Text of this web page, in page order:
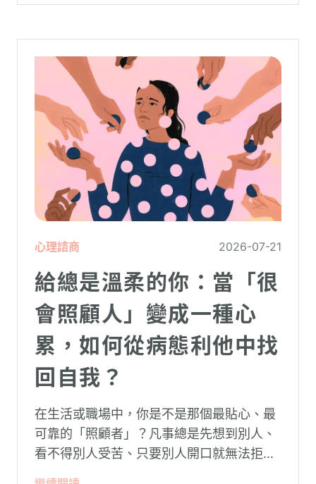
心理諮商 2026-07-21
給總是溫柔的你：當「很
會照顧人」變成一種心
累，如何從病態利他中找
回自我？
在生活或職場中，你是不是那個最貼心、最
可靠的「照顧者」？凡事總是先想到別人、
看不得別人受苦、只要別人開口就無法拒